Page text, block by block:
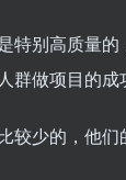
特别高质量
做项目的成
较少的，他